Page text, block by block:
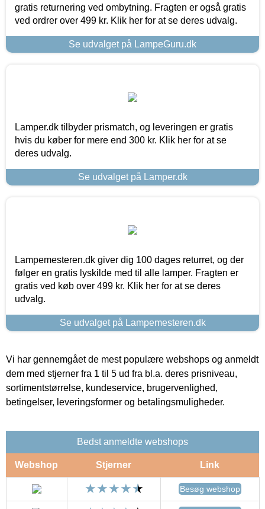
gratis returnering ved ombytning. Fragten er også gratis
ved ordrer over 499 kr. Klik her for at se deres udvalg.
Se udvalget på LampeGuru.dk
Lamper.dk tilbyder prismatch, og leveringen er gratis
hvis du køber for mere end 300 kr. Klik her for at se
deres udvalg.
Se udvalget på Lamper.dk
Lampemesteren.dk giver dig 100 dages returret, og der
følger en gratis lyskilde med til alle lamper. Fragten er
gratis ved køb over 499 kr. Klik her for at se deres
udvalg.
Se udvalget på Lampemesteren.dk
Vi har gennemgået de mest populære webshops og anmeldt
dem med stjerner fra 1 til 5 ud fra bl.a. deres prisniveau,
sortimentstørrelse, kundeservice, brugervenlighed,
betingelser, leveringsformer og betalingsmuligheder.
Bedst anmeldte webshops
Webshop Stjerner Link
Besøg webshop